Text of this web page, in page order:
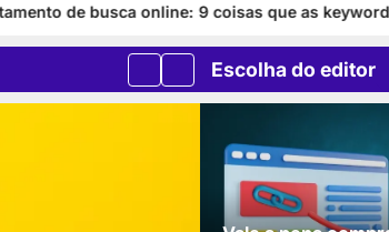
busca online: 9 coisas que as keywords
Escolha do editor